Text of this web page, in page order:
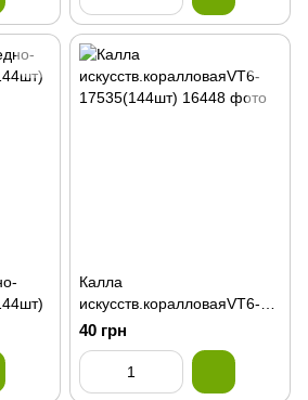
Калла
искусств.коралловаяVT6-
17535(144шт)
40 грн